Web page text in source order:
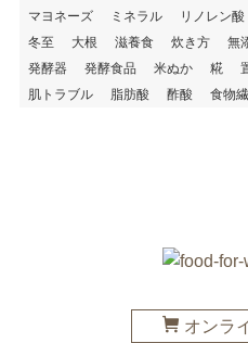
マヨネーズ
ミネラル リノレン酸
冬至
大根 滋養食 炊き方 無
発酵器
発酵食品 米ぬか 糀
肌トラブル
脂肪酸 酢酸 食物
オンラ